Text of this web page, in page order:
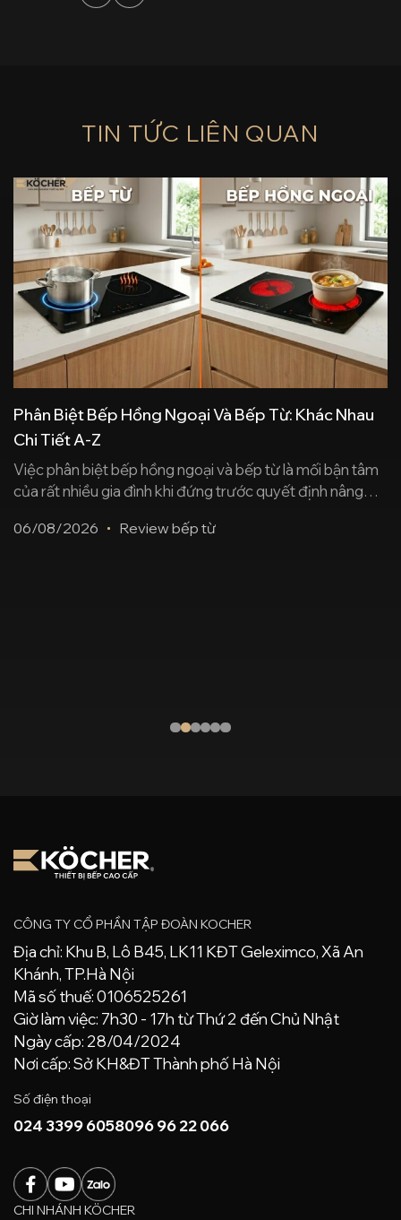
TIN TỨC LIÊN QUAN
Phân Biệt Bếp Hồng Ngoại Và Bếp Từ: Khác Nhau
Chi Tiết A-Z
Việc phân biệt bếp hồng ngoại và bếp từ là mối bận tâm
của rất nhiều gia đình khi đứng trước quyết định nâng
trọng và mặt kính sáng bóng, hai dòng bếp này lại hoạt
06/08/2026 Review bếp từ
CÔNG TY CỔ PHẦN TẬP ĐOÀN KOCHER
Địa chỉ: Khu B, Lô B45, LK11 KĐT Geleximco, Xã An
Khánh, TP.Hà Nội
Mã số thuế: 0106525261
Giờ làm việc: 7h30 - 17h từ Thứ 2 đến Chủ Nhật
Ngày cấp: 28/04/2024
Nơi cấp: Sở KH&ĐT Thành phố Hà Nội
Số điện thoại
024 3399 6058096 96 22 066
CHI NHÁNH KÖCHER